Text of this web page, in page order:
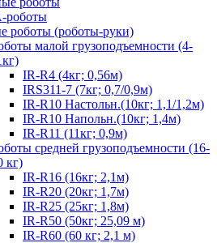
роботы
роботы (роботы-руки)
малой грузоподъемности (4-
IR-R4 (4кг; 0,56м)
IRS311-7 (7кг; 0,7/0,9м)
IR-R10 Настольн.(10кг; 1,1/1,2м)
IR-R10 Напольн.(10кг; 1,4м)
IR-R11 (11кг; 0,9м)
средней грузоподъемности (16-
кг)
IR-R16 (16кг; 2,1м)
IR-R20 (20кг; 1,7м)
IR-R25 (25кг; 1,8м)
IR-R50 (50кг; 25,09 м)
IR-R60 (60 кг; 2,1 м)